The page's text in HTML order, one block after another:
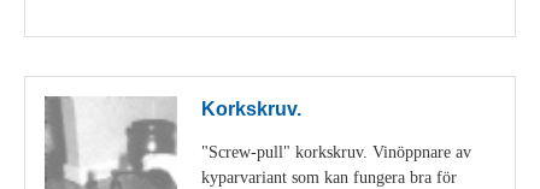
Korkskruv.
"Screw-pull" korkskruv. Vinöppnare av
kyparvariant som kan fungera bra för